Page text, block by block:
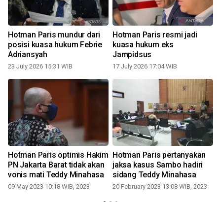
Hotman Paris mundur dari
posisi kuasa hukum Febrie
Adriansyah
23 July 2026 15:31 WIB
Hotman Paris resmi jadi
kuasa hukum eks
Jampidsus
17 July 2026 17:04 WIB
Hotman Paris optimis Hakim
PN Jakarta Barat tidak akan
vonis mati Teddy Minahasa
09 May 2023 10:18 WIB, 2023
Hotman Paris pertanyakan
jaksa kasus Sambo hadiri
sidang Teddy Minahasa
20 February 2023 13:08 WIB, 2023